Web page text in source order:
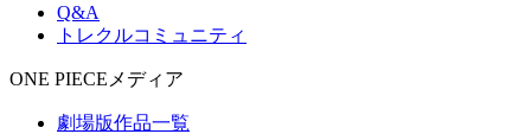
Q&A
トレクルコミュニティ
ONE PIECEメディア
劇場版作品一覧